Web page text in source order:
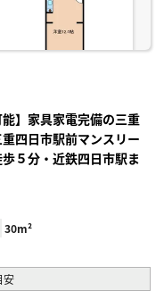
】家具家電完備の三重
四日市駅前マンスリー
５分・近鉄四日市駅ま
30m²
安